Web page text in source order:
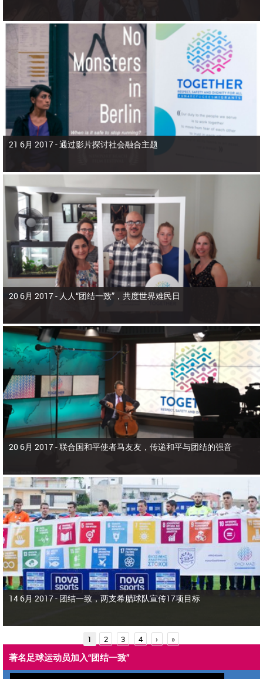
21 6月 2017 -通过影片探讨社会融合主题
20 6月 2017 - 人人“团结一致”，共度世界难民日
20 6月 2017 -联合国和平使者马友友，传递和平与团结的强音
14 6月 2017 - 团结一致，两支希腊球队宣传17项目标
面
1 2 3 4 › »
著名足球运动员加入“团结一致”